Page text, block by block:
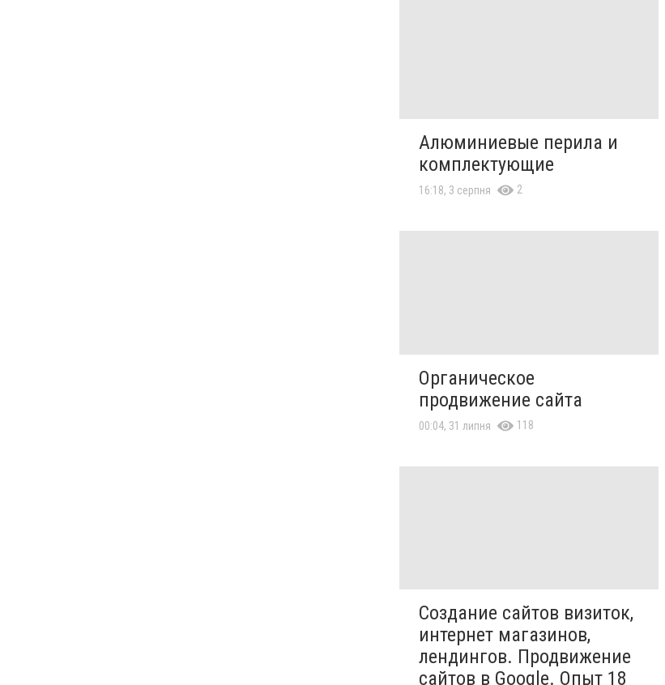
Алюминиевые перила и
комплектующие
16:18, 3 серпня 2
Органическое
продвижение сайта
00:04, 31 липня 118
Создание сайтов визиток,
интернет магазинов,
лендингов. Продвижение
сайтов в Google. Опыт 18